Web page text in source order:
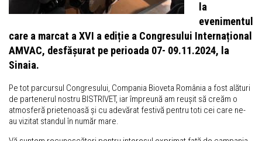
la
evenimentul
care a marcat a XVI a ediție a Congresului Internațional
AMVAC, desfășurat pe perioada 07- 09.11.2024, la
Sinaia.
Pe tot parcursul Congresului, Compania Bioveta România a fost alături
de partenerul nostru BISTRIVET, iar împreună am reușit să creăm o
atmosferă prietenoasă și cu adevărat festivă pentru toti cei care ne-
au vizitat standul în număr mare.